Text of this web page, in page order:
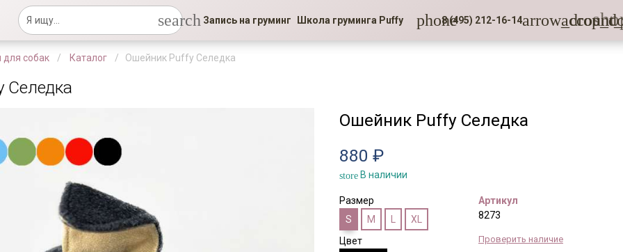
search Запись на груминг Школа груминга Puffy phone8 (495) 212-16-14
для собак Каталог Ошейник Puffy Селедка
Селедка
Ошейник Puffy Селедка
880 ₽
storeВ наличии
Размер
S
M L
XL
Цвет
Артикул
8273
Проверить наличие